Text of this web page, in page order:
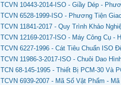
TCVN 10443-2014-ISO - Giầy Dép -
TCVN 6528-1999-ISO - Phương Tiện
TCVN 11841-2017 - Quy Trình Khảo
TCVN 12169-2017-ISO - Máy Công Cụ -
TCVN 6227-1996 - Cát Tiêu Chuẩn ISO
TCVN 11986-3-2017-ISO - Chuôi Dao
TCN 68-145-1995 - Thiết Bị PCM-30 Và
TCVN 6939-2007 - Mã Số Vật Phẩm -